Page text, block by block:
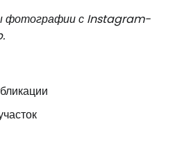
фотографии с Instagram-
.